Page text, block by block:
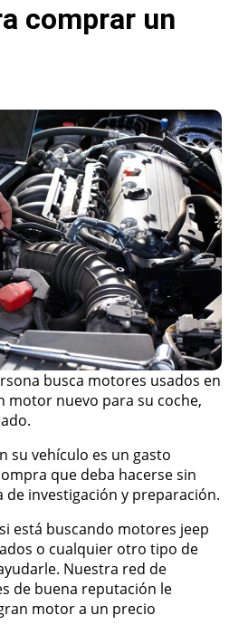
comprar un
busca motores usados en
motor nuevo para su coche,
su vehículo es un gasto
que deba hacerse sin
investigación y preparación.
está buscando motores jeep
o cualquier otro tipo de
Nuestra red de
de buena reputación le
motor a un precio